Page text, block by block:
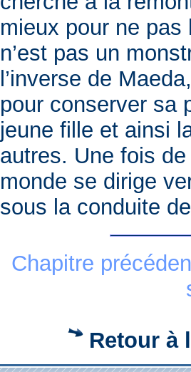
mieux pour ne pas
n’est pas un
l’inverse de
pour conserver sa
jeune fille et ainsi
autres. Une fois
monde se dirige
sous la conduite
Chapitre
Retour à